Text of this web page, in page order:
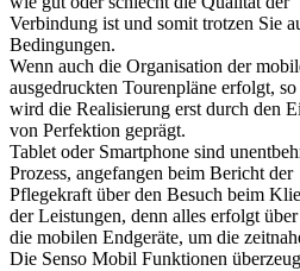
Verbindung ist und somit trotzen Sie
Bedingungen.
Wenn auch die Organisation der
ausgedruckten Tourenpläne erfolgt, so
wird die Realisierung erst durch den
von Perfektion geprägt.
Tablet oder Smartphone sind
Prozess, angefangen beim Bericht der
Pflegekraft über den Besuch beim
der Leistungen, denn alles erfolgt über
die mobilen Endgeräte, um die
Die Senso Mobil Funktionen